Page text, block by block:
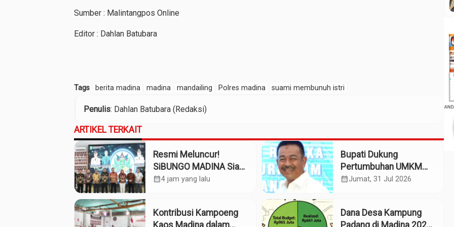
Sumber : Malintangpos Online
Editor : Dahlan Batubara
Tags berita madina madina mandailing Polres madina suami membunuh istri
Penulis: Dahlan Batubara (Redaksi)
ARTIKEL TERKAIT
Resmi Meluncur!
SiBUNGO MADINA Siap
Optimalkan Pendapatan
calendar_month4 jam yang lalu
Bupati Dukung
Pertumbuhan UMKM
Termasuk Kampoeng
calendar_monthJumat, 31 Jul 2026
Kontribusi Kampoeng
Kaos Madina dalam
Dana Desa Kampung
Padang di Madina 2025: